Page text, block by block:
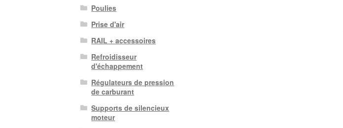
Poulies
Prise d'air
RAIL + accessoires
Refroidisseur
d'échappement
Régulateurs de pression
de carburant
Supports de silencieux
moteur